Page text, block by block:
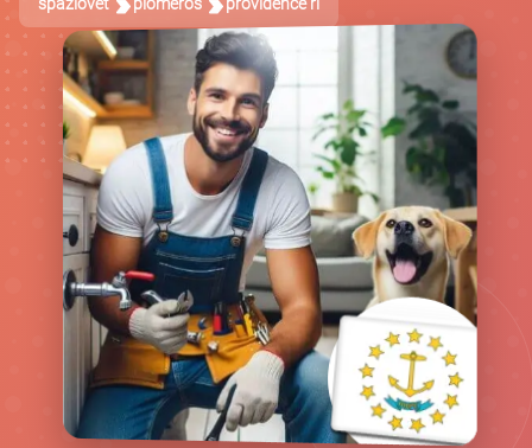
🛁
🚿
🪠
spaziovet plomeros providence ri